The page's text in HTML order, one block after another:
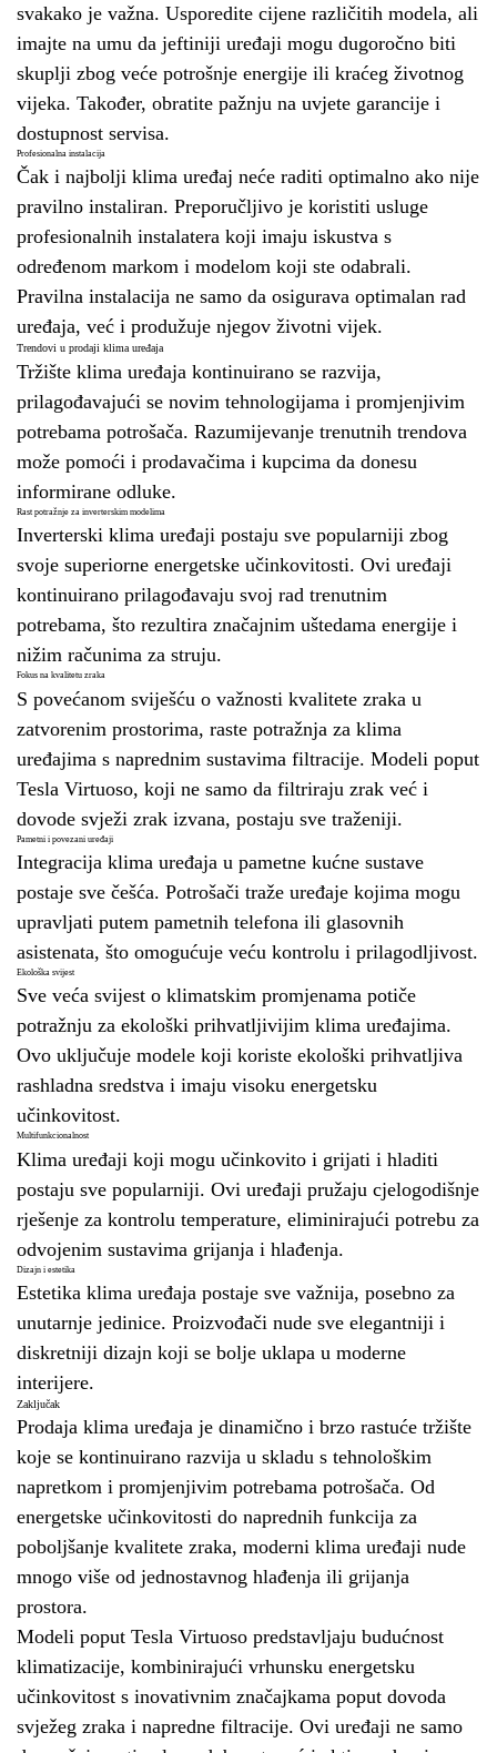
svakako je važna. Usporedite cijene različitih modela, ali
imajte na umu da jeftiniji uređaji mogu dugoročno biti
skuplji zbog veće potrošnje energije ili kraćeg životnog
vijeka. Također, obratite pažnju na uvjete garancije i
dostupnost servisa.
Profesionalna instalacija
Čak i najbolji klima uređaj neće raditi optimalno ako nije
pravilno instaliran. Preporučljivo je koristiti usluge
profesionalnih instalatera koji imaju iskustva s
određenom markom i modelom koji ste odabrali.
Pravilna instalacija ne samo da osigurava optimalan rad
uređaja, već i produžuje njegov životni vijek.
Trendovi u prodaji klima uređaja
Tržište klima uređaja kontinuirano se razvija,
prilagođavajući se novim tehnologijama i promjenjivim
potrebama potrošača. Razumijevanje trenutnih trendova
može pomoći i prodavačima i kupcima da donesu
informirane odluke.
Rast potražnje za inverterskim modelima
Inverterski klima uređaji postaju sve popularniji zbog
svoje superiorne energetske učinkovitosti. Ovi uređaji
kontinuirano prilagođavaju svoj rad trenutnim
potrebama, što rezultira značajnim uštedama energije i
nižim računima za struju.
Fokus na kvalitetu zraka
S povećanom sviješću o važnosti kvalitete zraka u
zatvorenim prostorima, raste potražnja za klima
uređajima s naprednim sustavima filtracije. Modeli poput
Tesla Virtuoso, koji ne samo da filtriraju zrak već i
dovode svježi zrak izvana, postaju sve traženiji.
Pametni i povezani uređaji
Integracija klima uređaja u pametne kućne sustave
postaje sve češća. Potrošači traže uređaje kojima mogu
upravljati putem pametnih telefona ili glasovnih
asistenata, što omogućuje veću kontrolu i prilagodljivost.
Ekološka svijest
Sve veća svijest o klimatskim promjenama potiče
potražnju za ekološki prihvatljivijim klima uređajima.
Ovo uključuje modele koji koriste ekološki prihvatljiva
rashladna sredstva i imaju visoku energetsku
učinkovitost.
Multifunkcionalnost
Klima uređaji koji mogu učinkovito i grijati i hladiti
postaju sve popularniji. Ovi uređaji pružaju cjelogodišnje
rješenje za kontrolu temperature, eliminirajući potrebu za
odvojenim sustavima grijanja i hlađenja.
Dizajn i estetika
Estetika klima uređaja postaje sve važnija, posebno za
unutarnje jedinice. Proizvođači nude sve elegantniji i
diskretniji dizajn koji se bolje uklapa u moderne
interijere.
Zaključak
Prodaja klima uređaja je dinamično i brzo rastuće tržište
koje se kontinuirano razvija u skladu s tehnološkim
napretkom i promjenjivim potrebama potrošača. Od
energetske učinkovitosti do naprednih funkcija za
poboljšanje kvalitete zraka, moderni klima uređaji nude
mnogo više od jednostavnog hlađenja ili grijanja
prostora.
Modeli poput Tesla Virtuoso predstavljaju budućnost
klimatizacije, kombinirajući vrhunsku energetsku
učinkovitost s inovativnim značajkama poput dovoda
svježeg zraka i napredne filtracije. Ovi uređaji ne samo